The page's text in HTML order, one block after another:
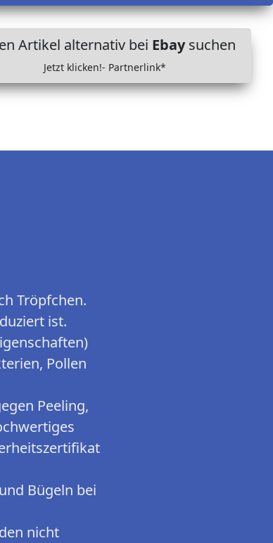
Artikel alternativ bei Ebaysuchen
Jetzt klicken!- Partnerlink*
Tröpfchen.
ist.
Pollen
Peeling,
Bügeln bei
nicht